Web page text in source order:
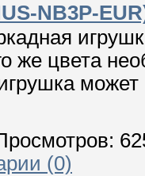
NB3P-
же цвета
может
(0)